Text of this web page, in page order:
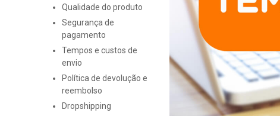
Qualidade do produto
Segurança de
pagamento
Tempos e custos de
envio
Política de devolução e
reembolso
Dropshipping